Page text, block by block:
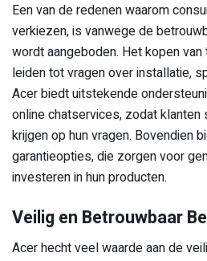
Een van de redenen waarom
verkiezen, is vanwege de
wordt aangeboden. Het kopen
leiden tot vragen over installatie,
Acer biedt uitstekende
online chatservices, zodat klanten
krijgen op hun vragen. Bovendien
garantieopties, die zorgen voor
investeren in hun producten.
Veilig en Betrouwbaar
Acer hecht veel waarde aan de